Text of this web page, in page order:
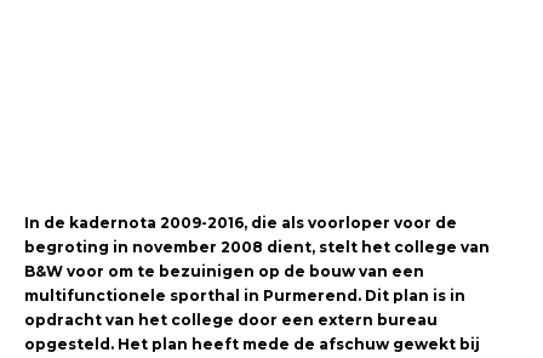
In de kadernota 2009-2016, die als voorloper voor de
begroting in november 2008 dient, stelt het college van
B&W voor om te bezuinigen op de bouw van een
multifunctionele sporthal in Purmerend. Dit plan is in
opdracht van het college door een extern bureau
opgesteld. Het plan heeft mede de afschuw gewekt bij